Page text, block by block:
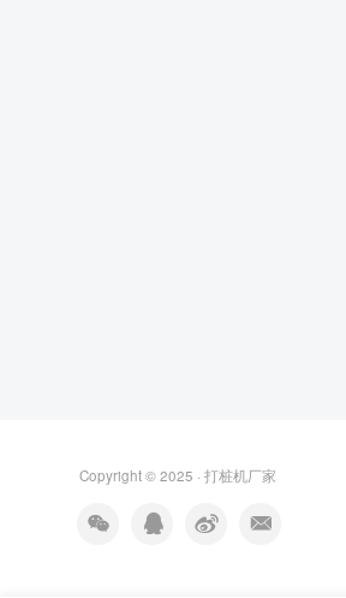
Copyright © 2025 · 打桩机厂家